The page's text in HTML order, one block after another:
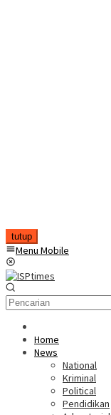
tutup
Menu Mobile
Home
News
National
Kriminal
Political
Pendidikan